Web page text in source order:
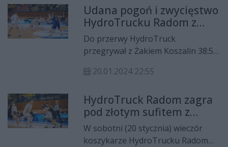
74:66.
Udana pogoń i zwycięstwo
HydroTrucku Radom z
Żakiem Koszalin
Do przerwy HydroTruck
przegrywał z Żakiem Koszalin 38:57.
rozpoczęli, jak się potem okazało,
20.01.2024 22:55
HydroTruck Radom zagra
pod złotym sufitem z
Żakiem Koszalin
W sobotni (20 stycznia) wieczór
koszykarze HydroTrucku Radom